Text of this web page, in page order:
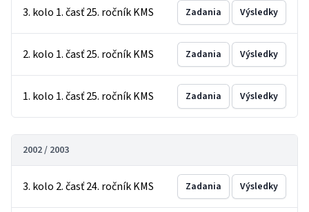
3. kolo 1. časť 25. ročník KMS Zadania Výsledky
2. kolo 1. časť 25. ročník KMS Zadania Výsledky
1. kolo 1. časť 25. ročník KMS Zadania Výsledky
2002 / 2003
3. kolo 2. časť 24. ročník KMS Zadania Výsledky